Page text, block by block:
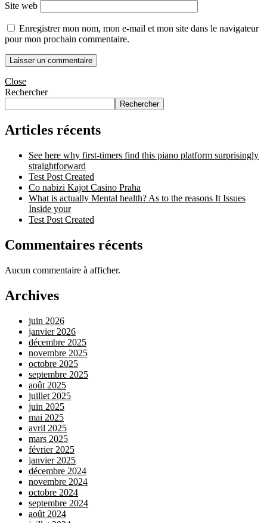
Site web
Enregistrer mon nom, mon e-mail et mon site dans le navigateur
pour mon prochain commentaire.
Close
Rechercher
Rechercher
Articles récents
See here why first-timers find this piano platform surprisingly
straightforward
Test Post Created
Co nabizi Kajot Casino Praha
What is actually Mental health? As to the reasons It Issues
Inside your
Test Post Created
Commentaires récents
Aucun commentaire à afficher.
Archives
juin 2026
janvier 2026
décembre 2025
novembre 2025
octobre 2025
septembre 2025
août 2025
juillet 2025
juin 2025
mai 2025
avril 2025
mars 2025
février 2025
janvier 2025
décembre 2024
novembre 2024
octobre 2024
septembre 2024
août 2024